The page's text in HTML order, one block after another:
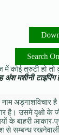
Search
में कोई त्रुटी हो
अंश मशीनी
अङ्गाशविचार
है। उसमे वृक्षो
के बाहरी आकार-
से सम्बन्ध रखनेवाली